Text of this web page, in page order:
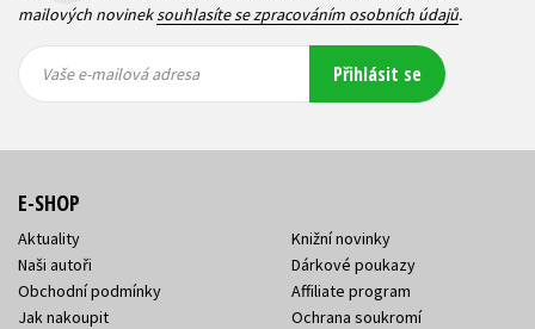
mailových novineksouhlasíte se zpracováním osobních údajů.
mailová
mailová
Vaše e-mailová adresa Přihlásit se
E-SHOP
Aktuality
Naši autoři
Obchodní podmínky
Jak nakoupit
Knižní novinky
Dárkové poukazy
Affiliate program
Ochrana soukromí